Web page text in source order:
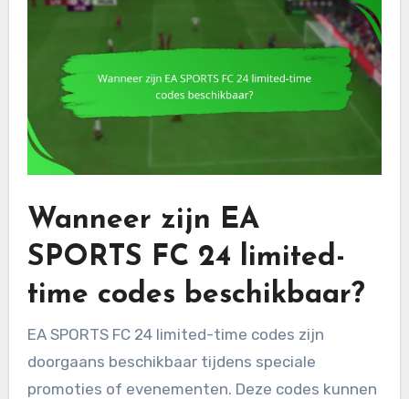
Wanneer zijn EA
SPORTS FC 24 limited-
time codes beschikbaar?
EA SPORTS FC 24 limited-time codes zijn
doorgaans beschikbaar tijdens speciale
promoties of evenementen. Deze codes kunnen